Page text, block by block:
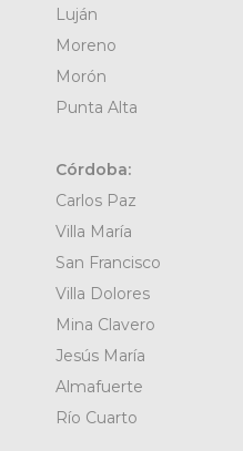
Luján
Moreno
Morón
Punta Alta
Córdoba:
Carlos Paz
Villa María
San Francisco
Villa Dolores
Mina Clavero
Jesús María
Almafuerte
Río Cuarto